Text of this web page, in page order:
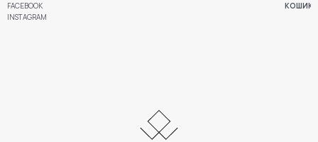
FACEBOOK КОШИК
INSTAGRAM